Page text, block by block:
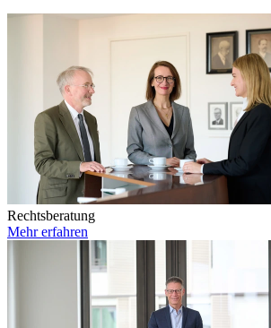
Rechtsberatung
Mehr erfahren